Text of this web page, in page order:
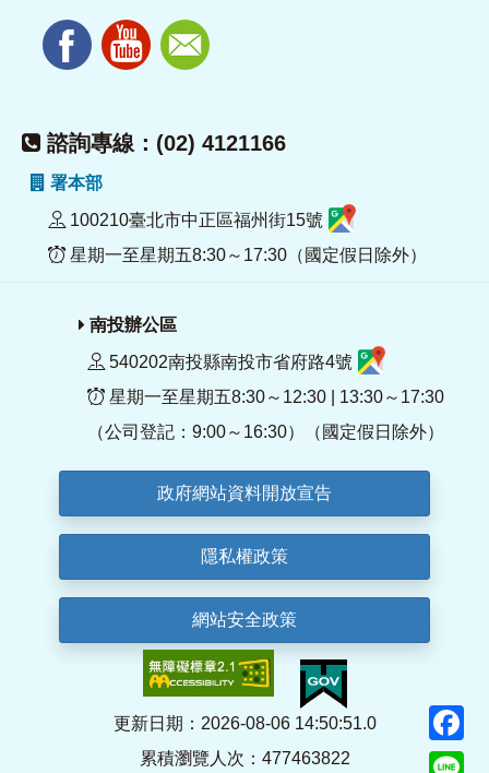
諮詢專線：(02) 4121166
署本部
100210臺北市中正區福州街15號
星期一至星期五8:30～17:30（國定假日除外）
南投辦公區
540202南投縣南投市省府路4號
星期一至星期五8:30～12:30 | 13:30～17:30
（公司登記：9:00～16:30）（國定假日除外）
政府網站資料開放宣告
隱私權政策
網站安全政策
更新日期：2026-08-06 14:50:51.0
累積瀏覽人次：477463822